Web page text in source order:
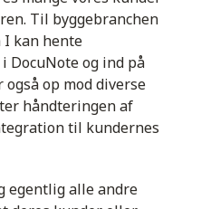
Til byggebranchen
I kan hente
DocuNote og ind på
op mod diverse
håndteringen af
til kundernes
egentlig alle andre